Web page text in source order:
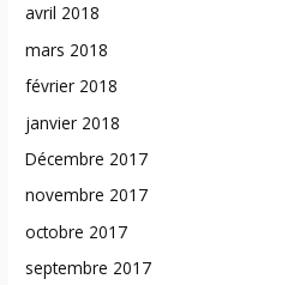
avril 2018
mars 2018
février 2018
janvier 2018
Décembre 2017
novembre 2017
octobre 2017
septembre 2017